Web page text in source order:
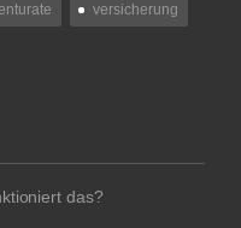
versicherung
das?